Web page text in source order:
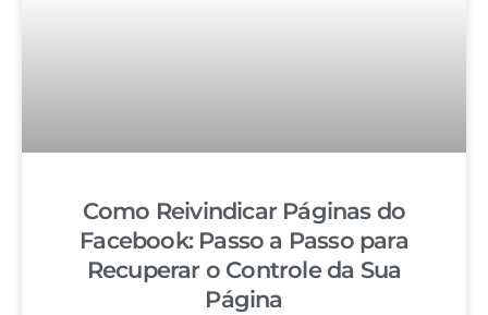
Como Reivindicar Páginas do
Facebook: Passo a Passo para
Recuperar o Controle da Sua
Página